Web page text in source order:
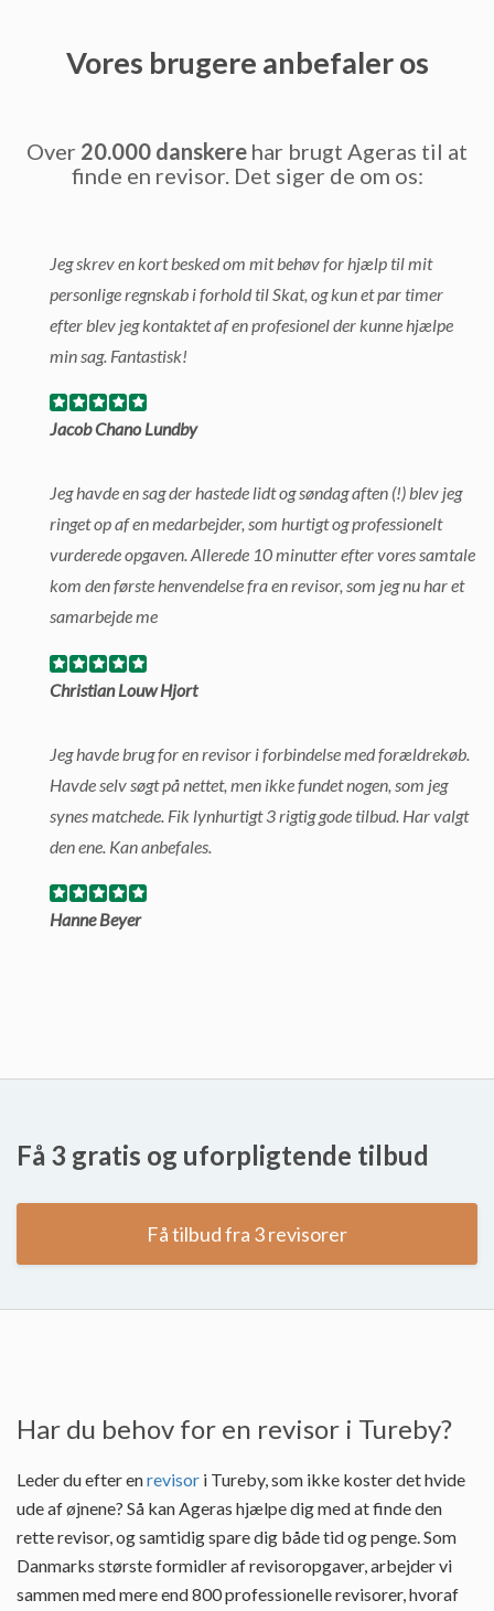
Vores brugere anbefaler os
Over 20.000 danskere har brugt Ageras til at
finde en revisor. Det siger de om os:
Jeg skrev en kort besked om mit behøv for hjælp til mit
personlige regnskab i forhold til Skat, og kun et par timer
efter blev jeg kontaktet af en profesionel der kunne hjælpe
min sag. Fantastisk!
Jacob Chano Lundby
Jeg havde en sag der hastede lidt og søndag aften (!) blev jeg
ringet op af en medarbejder, som hurtigt og professionelt
vurderede opgaven. Allerede 10 minutter efter vores samtale
kom den første henvendelse fra en revisor, som jeg nu har et
samarbejde me
Christian Louw Hjort
Jeg havde brug for en revisor i forbindelse med forældrekøb.
Havde selv søgt på nettet, men ikke fundet nogen, som jeg
synes matchede. Fik lynhurtigt 3 rigtig gode tilbud. Har valgt
den ene. Kan anbefales.
Hanne Beyer
Få 3 gratis og uforpligtende tilbud
Få tilbud fra 3 revisorer
Har du behov for en revisor i Tureby?
Leder du efter enrevisor i Tureby, som ikke koster det hvide
ude af øjnene? Så kan Ageras hjælpe dig med at finde den
rette revisor, og samtidig spare dig både tid og penge. Som
Danmarks største formidler af revisoropgaver, arbejder vi
sammen med mere end 800 professionelle revisorer, hvoraf